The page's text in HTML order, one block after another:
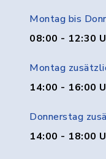
Montag bis
08:00 - 12:30
Montag
14:00 - 16:00
Donnerstag
14:00 - 18:00